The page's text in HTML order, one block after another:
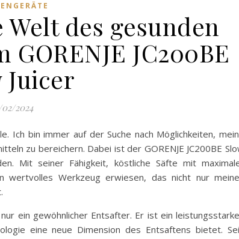
des gesunden
JC200BE
Juicer
02/2024
Ich bin immer auf der Suche nach Möglichkeiten,
zu bereichern. Dabei ist der GORENJE JC200BE
Mit seiner Fähigkeit, köstliche Säfte mit
Werkzeug erwiesen, das nicht nur
ein gewöhnlicher Entsafter. Er ist ein
eine neue Dimension des Entsaftens bietet.